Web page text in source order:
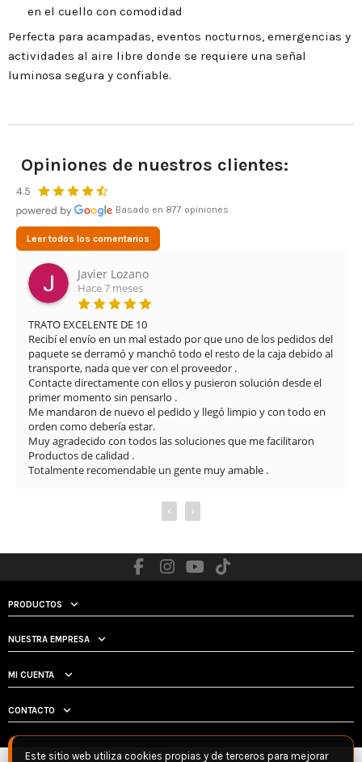
en el cuello con comodidad
Perfecta para acampadas, eventos nocturnos, emergencias y
actividades al aire libre donde se requiere una señal
luminosa segura y confiable.
Opiniones de nuestros clientes:
4.5
Basado en 877 opiniones
Leer todos los comentarios
Javier Lozano
Hace 7 meses
TRATO EXCELENTE DE 10
Recibí el envío en un mal estado por que uno de los pedidos del
paquete se derramó y manchó todo el resto de la caja debido al
transporte, nada que ver con el proveedor .
Contacte directamente con ellos y pusieron solución desde el
primer momento sin pensarlo .
Me mandaron de nuevo el pedido y llegó limpio y con todo en
orden como debería estar.
Muy agradecido con todos las soluciones que me facilitaron
Productos de calidad .
Totalmente recomendable un gente muy amable .
‹ ›
PRODUCTOS
NUESTRA EMPRESA
MI CUENTA
CONTACTO
Este sitio web utiliza cookies propias y de terceros para mejorar